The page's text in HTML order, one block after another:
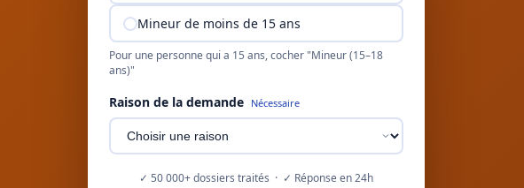
Mineur de moins de 15 ans
Pour une personne qui a 15 ans, cocher "Mineur (15–18
ans)"
Raison de la demande Nécessaire
✓ 50 000+ dossiers traités · ✓ Réponse en 24h